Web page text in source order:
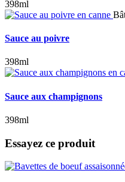
398ml
Sauce au poivre
398ml
Sauce aux champignons
398ml
Essayez ce produit